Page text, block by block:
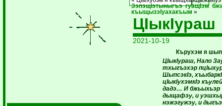
ЗэпэщIэтыныгъэ гуащIэм
къыщызэIуахакъым »
ЦIыкIураш
2021-10-19
Кърухэм я
ЦIыкIураш, Нало
тхыгъэхэр
ШыпсэкIэ,
цIыкIухэмкIэ
дадэ… И бжьыхьэр
дыщафэу, и
нэжэгужэу, и